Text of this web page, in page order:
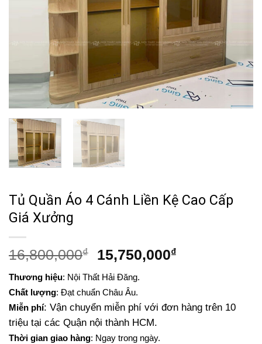
Tủ Quần Áo 4 Cánh Liền Kệ Cao Cấp
Giá Xưởng
16,800,000₫
Giá
là:
16,800,000₫.
15,750,000₫Giá
15,750,000₫.
Thương hiệu: Nội Thất Hải Đăng.
Chất lượng: Đạt chuẩn Châu Âu.
Miễn phí: Vận chuyển miễn phí với đơn hàng trên 10
triệu tại các Quận nội thành HCM.
Thời gian giao hàng: Ngay trong ngày.